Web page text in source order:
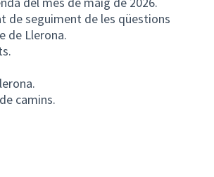
de seguiment de les qüestions
de Llerona.
camins.